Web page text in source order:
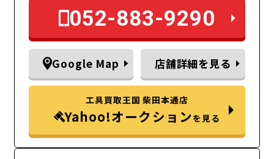
052-883-9290
Google Map 店舗詳細を見る
工具買取王国 柴田本通店
Yahoo!オークションを見る